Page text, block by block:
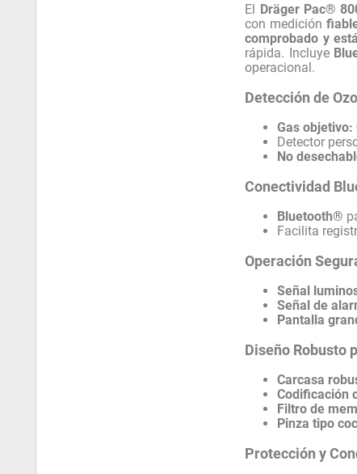
El Dräger Pac®
con medición
comprobado y
rápida. Incluye
operacional.
Detección de
Gas objetivo:
Detector
No
Conectividad
Bluetooth®
Facilita
Operación
Señal
Señal de
Pantalla
Diseño Robusto
Carcasa
Codificación
Filtro de
Pinza tipo
Protección y